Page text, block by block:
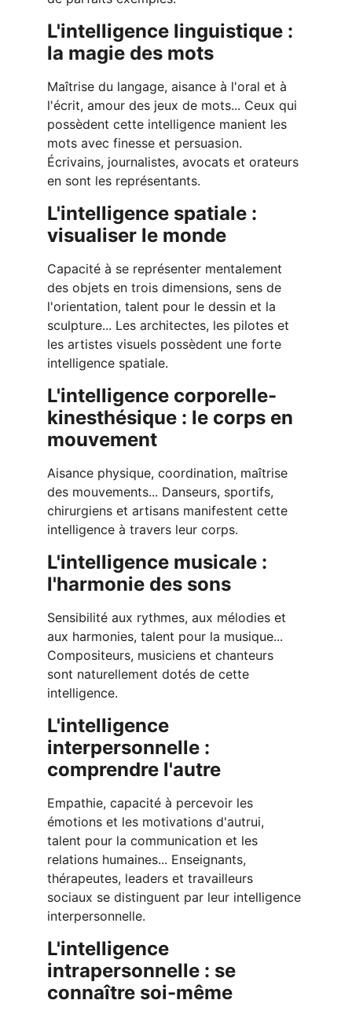
L'intelligence linguistique :
la magie des mots
Maîtrise du langage, aisance à l'oral et à
l'écrit, amour des jeux de mots... Ceux qui
possèdent cette intelligence manient les
mots avec finesse et persuasion.
Écrivains, journalistes, avocats et orateurs
en sont les représentants.
L'intelligence spatiale :
visualiser le monde
Capacité à se représenter mentalement
des objets en trois dimensions, sens de
l'orientation, talent pour le dessin et la
sculpture... Les architectes, les pilotes et
les artistes visuels possèdent une forte
intelligence spatiale.
L'intelligence corporelle-
kinesthésique : le corps en
mouvement
Aisance physique, coordination, maîtrise
des mouvements... Danseurs, sportifs,
chirurgiens et artisans manifestent cette
intelligence à travers leur corps.
L'intelligence musicale :
l'harmonie des sons
Sensibilité aux rythmes, aux mélodies et
aux harmonies, talent pour la musique...
Compositeurs, musiciens et chanteurs
sont naturellement dotés de cette
intelligence.
L'intelligence
interpersonnelle :
comprendre l'autre
Empathie, capacité à percevoir les
émotions et les motivations d'autrui,
talent pour la communication et les
relations humaines... Enseignants,
thérapeutes, leaders et travailleurs
sociaux se distinguent par leur intelligence
interpersonnelle.
L'intelligence
intrapersonnelle : se
connaître soi-même